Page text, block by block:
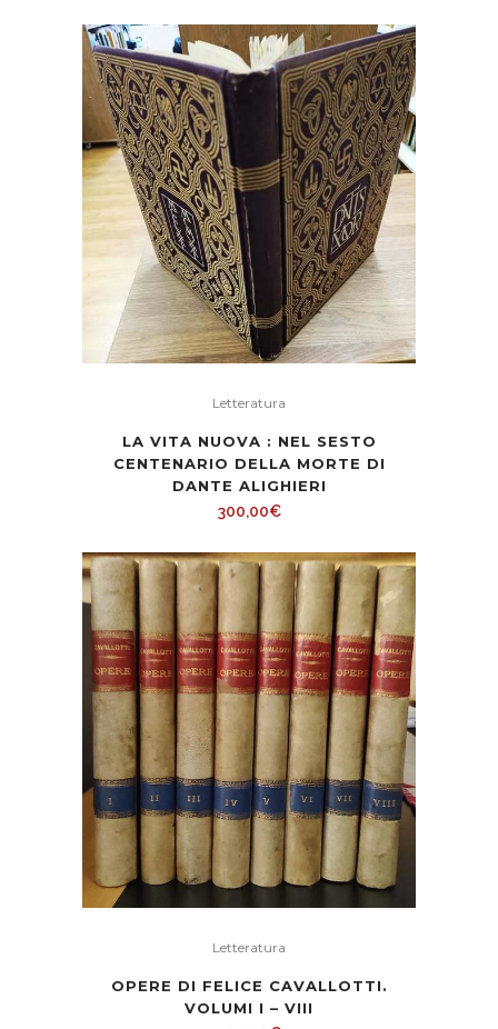
Letteratura
LA VITA NUOVA : NEL SESTO
CENTENARIO DELLA MORTE DI
DANTE ALIGHIERI
300,00€
Letteratura
OPERE DI FELICE CAVALLOTTI.
VOLUMI I – VIII